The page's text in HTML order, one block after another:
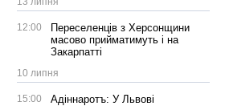
12:00
Переселенців з Херсонщини
масово прийматимуть і на
Закарпатті
10 липня
15:00
Адіннаротъ: У Львові